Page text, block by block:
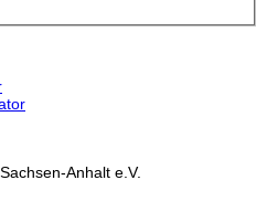
Anhalt e.V.